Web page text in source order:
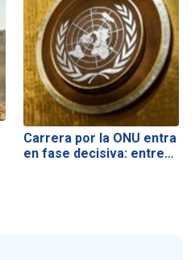
Carrera por la ONU entra
en fase decisiva: entre…